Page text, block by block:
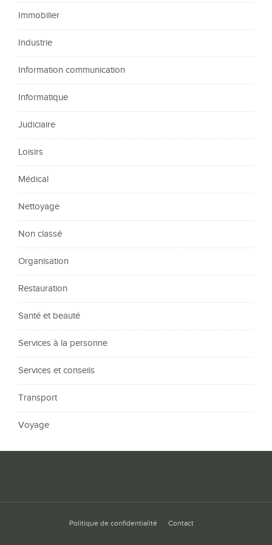
Immobilier
Industrie
Information communication
Informatique
Judiciaire
Loisirs
Médical
Nettoyage
Non classé
Organisation
Restauration
Santé et beauté
Services à la personne
Services et conseils
Transport
Voyage
Politique de confidentialité Contact